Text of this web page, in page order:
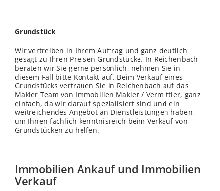
Grundstück
Wir vertreiben in Ihrem Auftrag und ganz deutlich
gesagt zu Ihren Preisen Grundstücke. In Reichenbach
beraten wir Sie gerne persönlich, nehmen Sie in
diesem Fall bitte Kontakt auf. Beim Verkauf eines
Grundstücks vertrauen Sie in Reichenbach auf das
Makler Team von Immobilien Makler / Vermittler, ganz
einfach, da wir darauf spezialisiert sind und ein
weitreichendes Angebot an Dienstleistungen haben,
um Ihnen fachlich kenntnisreich beim Verkauf von
Grundstücken zu helfen.
Immobilien Ankauf und Immobilien
Verkauf